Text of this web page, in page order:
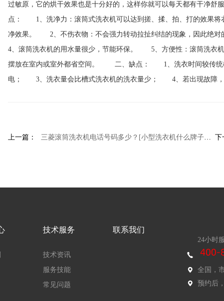
过敏原，它的烘干效果也是十分好的，这样你就可以每天都有干
点： 1、洗净力：滚筒式洗衣机可以达到搓、揉、拍、打的效果将
净效果。 2、不伤衣物：不会强力转动拉扯纠结的现象，因此
4、滚筒洗衣机的用水量很少，节能环保。 5、方便性：滚筒洗衣机
摆放在室内或室外都省空间。 二、缺点： 1、洗衣时间较传统
电； 3、洗衣量会比槽式洗衣机的洗衣量少； 4、若出现故障，
上一篇： 三菱滚筒洗衣机电话号码多少？[小型洗衣机什么牌子好 小型洗衣机品牌推荐 下
技术服务
技术资讯
服务技能
常见问题
联系我们
24小时
全国，
预约后